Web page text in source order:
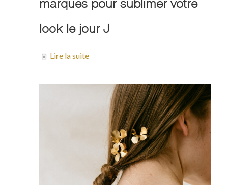
look le jour J
Lire la suite